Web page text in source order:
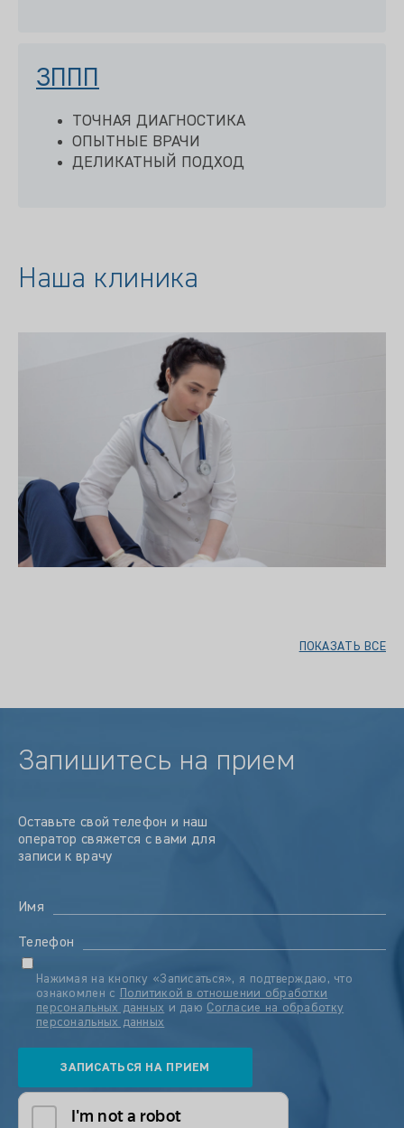
ЗППП
ТОЧНАЯ ДИАГНОСТИКА
ОПЫТНЫЕ ВРАЧИ
ДЕЛИКАТНЫЙ ПОДХОД
Наша клиника
ПОКАЗАТЬ ВСЕ
Запишитесь на прием
Оставьте свой телефон и наш
оператор свяжется с вами для
записи к врачу
Имя
Телефон
Нажимая на кнопку «Записаться», я подтверждаю, что
ознакомлен с
Политикой в отношении обработки
персональных данных и даю Согласие на обработку
персональных данных